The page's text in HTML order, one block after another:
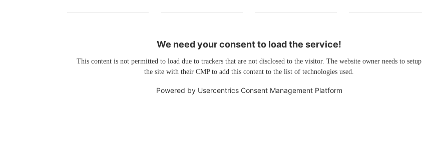
We need your consent to load the service!
This content is not permitted to load due to trackers that are not disclosed to the visitor. The website owner needs to setup
the site with their CMP to add this content to the list of technologies used.
Powered by Usercentrics Consent Management Platform